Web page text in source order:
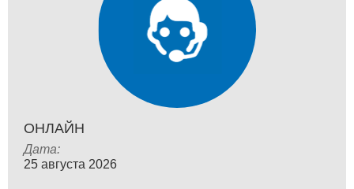
ОНЛАЙН
Дата:
25 августа 2026